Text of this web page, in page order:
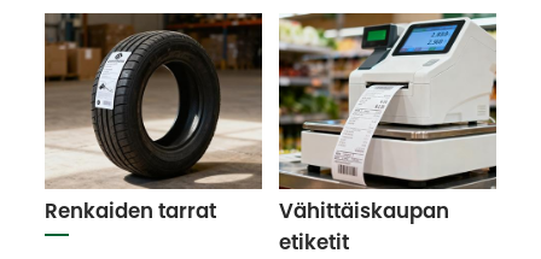
Renkaiden tarrat
Vähittäiskaupan
etiketit